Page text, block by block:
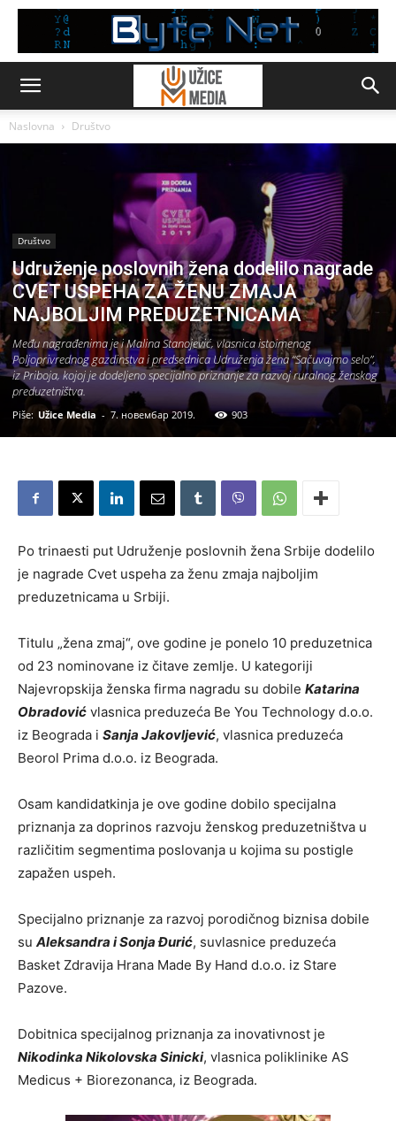
Naslovna Društvo
Društvo
Udruženje poslovnih žena dodelilo nagrade
CVET USPEHA ZA ŽENU ZMAJA
NAJBOLJIM PREDUZETNICAMA
Među nagrađenima je i Malina Stanojević, vlasnica istoimenog
Poljoprivrednog gazdinstva i predsednica Udruženja žena “Sačuvajmo selo”,
iz Priboja, kojoj je dodeljeno specijalno priznanje za razvoj ruralnog ženskog
preduzetništva.
Piše: Užice Media - 7. новембар 2019. 903
Po trinaesti put Udruženje poslovnih žena Srbije dodelilo
je nagrade Cvet uspeha za ženu zmaja najboljim
preduzetnicama u Srbiji.
Titulu „žena zmaj“, ove godine je ponelo 10 preduzetnica
od 23 nominovane iz čitave zemlje. U kategoriji
Najevropskija ženska firma nagradu su dobile Katarina
Obradović vlasnica preduzeća Be You Technology d.o.o.
iz Beograda i Sanja Jakovljević, vlasnica preduzeća
Beorol Prima d.o.o. iz Beograda.
Osam kandidatkinja je ove godine dobilo specijalna
priznanja za doprinos razvoju ženskog preduzetništva u
različitim segmentima poslovanja u kojima su postigle
zapažen uspeh.
Specijalno priznanje za razvoj porodičnog biznisa dobile
su Aleksandra i Sonja Đurić, suvlasnice preduzeća
Basket Zdravija Hrana Made By Hand d.o.o. iz Stare
Pazove.
Dobitnica specijalnog priznanja za inovativnost je
Nikodinka Nikolovska Sinicki, vlasnica poliklinike AS
Medicus + Biorezonanca, iz Beograda.